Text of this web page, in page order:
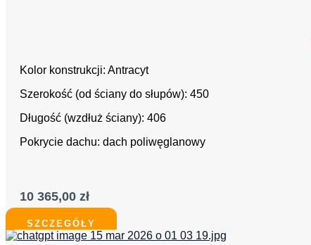
Kolor konstrukcji: Antracyt
Szerokość (od ściany do słupów): 450
Długość (wzdłuż ściany): 406
Pokrycie dachu: dach poliwęglanowy
10 365,00 zł
SZCZEGÓŁY